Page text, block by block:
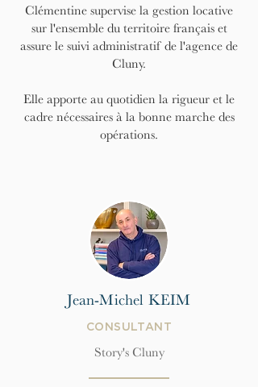
Clémentine supervise la gestion locative
sur l'ensemble du territoire français et
assure le suivi administratif de l'agence de
Cluny.
Elle apporte au quotidien la rigueur et le
cadre nécessaires à la bonne marche des
opérations.
Jean-Michel KEIM
CONSULTANT
Story's Cluny